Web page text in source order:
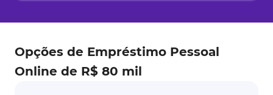
Opções de Empréstimo Pessoal
Online de R$ 80 mil